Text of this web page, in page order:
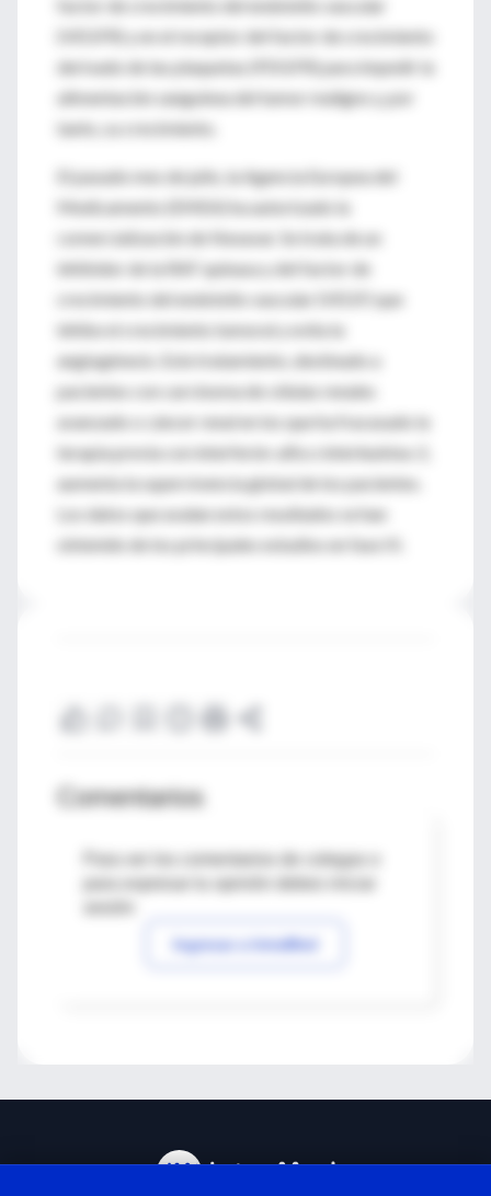
factor de crecimiento del endotelio vascular
(VEGFR) y en el receptor del factor de crecimiento
derivado de las plaquetas (PDGFR) para impedir la
alimentación sanguínea del tumor maligno y, por
tanto, su crecimiento.
El pasado mes de julio, la Agencia Europea del
Medicamento (EMEA) ha autorizado la
comercialización de Nexavar. Se trata de un
inhibidor de la RAF quinasa y del factor de
crecimiento del endotelio vascular (VEGF) que
inhibe el crecimiento tumoral y evita la
angiogénesis. Este tratamiento, destinado a
pacientes con carcinoma de células renales
avanzado o cáncer renal en los que ha fracasado la
terapia previa con interferón-alfa o interleukina-2,
aumenta la supervivencia global de los pacientes.
Los datos que avalan estos resultados se han
obtenido de los principales estudios en fase III.
Comentarios
Para ver los comentarios de colegas o
Ingresar a IntraMed